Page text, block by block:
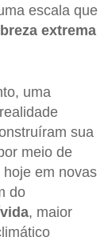
escala que
extrema
uma
sua
meio de
em novas
do
, maior